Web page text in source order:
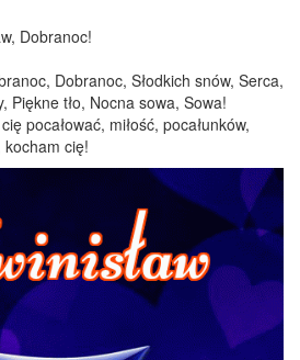
Dobranoc!
Dobranoc, Słodkich snów, Serca,
Piękne tło, Nocna sowa, Sowa!
pocałować, miłość, pocałunków,
kocham cię!